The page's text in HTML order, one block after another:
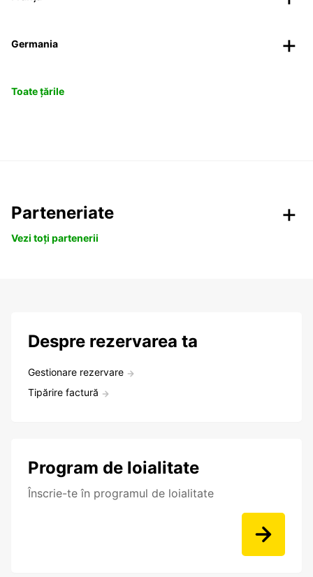
Germania
Toate țările
Parteneriate
Vezi toți partenerii
Despre rezervarea ta
Gestionare rezervare
Tipărire factură
Program de loialitate
Înscrie-te în programul de loialitate